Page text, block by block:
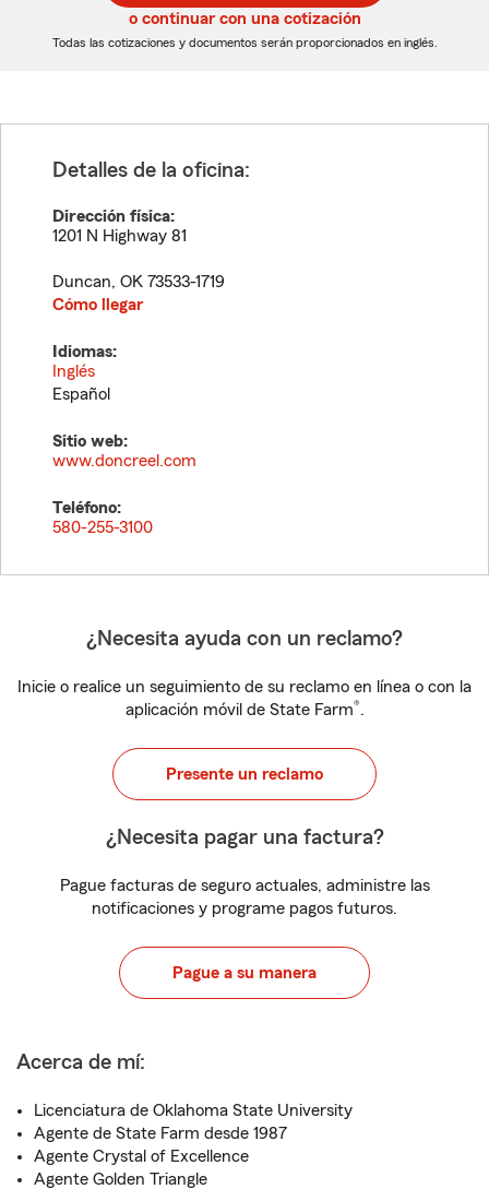
5
dígitos
5
dígitos
o continuar con una cotización
Todas las cotizaciones y documentos serán proporcionados en inglés.
Detalles de la oficina:
Dirección física:
1201 N Highway 81
Duncan, OK 73533-1719
Cómo llegar
Idiomas:
Inglés
Español
Sitio web:
www.doncreel.com
Teléfono:
580-255-3100
¿Necesita ayuda con un reclamo?
Inicie o realice un seguimiento de su reclamo en línea o con la
aplicación móvil de State Farm®.
Presente un reclamo
¿Necesita pagar una factura?
Pague facturas de seguro actuales, administre las
notificaciones y programe pagos futuros.
Pague a su manera
Acerca de mí:
Licenciatura de Oklahoma State University
Agente de State Farm desde 1987
Agente Crystal of Excellence
Agente Golden Triangle